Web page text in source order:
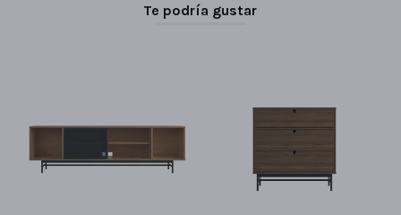
Te podría gustar